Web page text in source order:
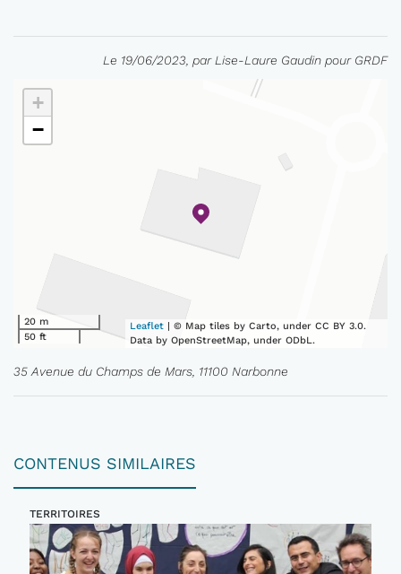
Le 19/06/2023, par Lise-Laure Gaudin pour GRDF
+
−
20 m
50 ft
Leaflet | © Map tiles by Carto, under CC BY 3.0.
Data by OpenStreetMap, under ODbL.
35 Avenue du Champs de Mars, 11100 Narbonne
CONTENUS SIMILAIRES
TERRITOIRES